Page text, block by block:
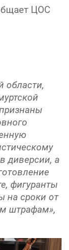
ЦОС
области,
диверсии, а
фигуранты
на сроки от
штрафам»,